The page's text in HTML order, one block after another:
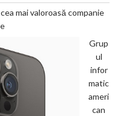
mai valoroasă companie
Grup
ul
infor
matic
ameri
can